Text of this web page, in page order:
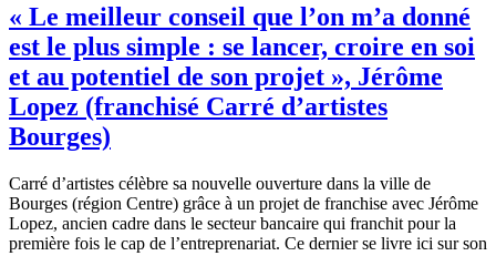
« Le meilleur conseil que l’on m’a donné
est le plus simple : se lancer, croire en soi
et au potentiel de son projet », Jérôme
Lopez (franchisé Carré d’artistes
Bourges)
Carré d’artistes célèbre sa nouvelle ouverture dans la ville de
Bourges (région Centre) grâce à un projet de franchise avec Jérôme
Lopez, ancien cadre dans le secteur bancaire qui franchit pour la
première fois le cap de l’entreprenariat. Ce dernier se livre ici sur son